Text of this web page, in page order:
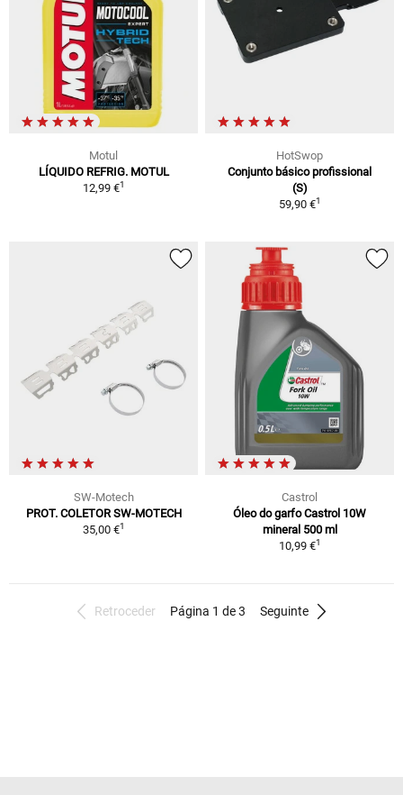
Motul
LÍQUIDO REFRIG. MOTUL
12,99 €1
HotSwop
Conjunto básico profissional
(S)
59,90 €1
SW-Motech
PROT. COLETOR SW-MOTECH
35,00 €1
Castrol
Óleo do garfo Castrol 10W
mineral 500 ml
10,99 €1
Retroceder Página 1 de 3 Seguinte